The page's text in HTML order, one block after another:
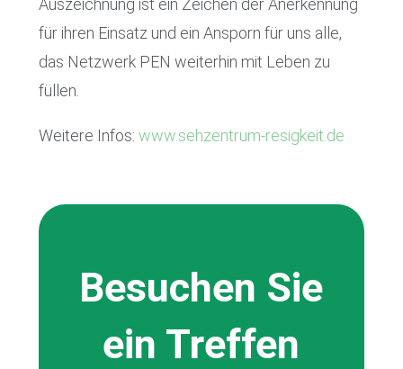
Auszeichnung ist ein Zeichen der Anerkennung
für ihren Einsatz und ein Ansporn für uns alle,
das Netzwerk PEN weiterhin mit Leben zu
füllen.
Weitere Infos: www.sehzentrum-resigkeit.de
Besuchen Sie
ein Treffen